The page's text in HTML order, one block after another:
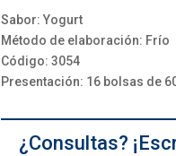
Sabor: Yogurt
Método de elaboración: Frío
Código: 3054
Presentación: 16 bolsas de
¿Consultas?